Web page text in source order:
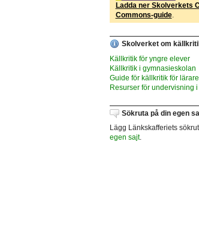
Ladda ner Skolverkets
Commons-guide.
Skolverket om
Källkritik för yngre elever
Källkritik i gymnasieskolan
Guide för källkritik för lärare
Resurser för undervisning
Sökruta på din egen
Lägg Länkskafferiets
egen sajt.